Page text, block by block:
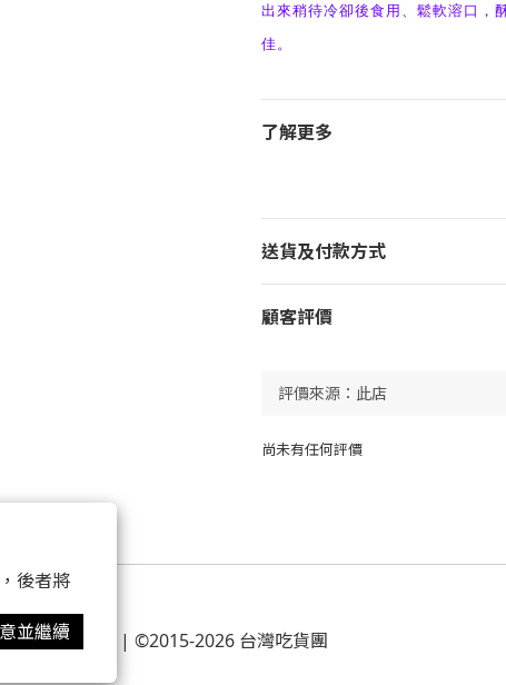
後者將
並繼續
出來稍待冷卻後食用、鬆軟溶口，
佳。
了解更多
送貨及付款方式
顧客評價
尚未有任何評價
條款及細則 | ©2015-2026 台灣吃貨團